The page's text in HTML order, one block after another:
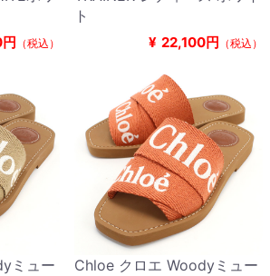
（税込）
ト
¥ 22,100円 （税込）
ミュー
Chloe クロエ Woodyミュー